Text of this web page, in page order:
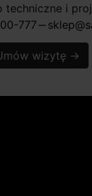
techniczne i
777 horizontal_rule
wizytę →